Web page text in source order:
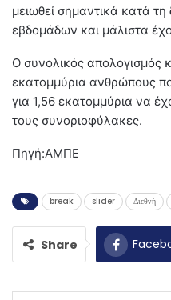
μειωθεί σημαντικά κατά
εβδομάδων και μάλιστα
Ο συνολικός απολογισμός
εκατομμύρια ανθρώπους
για 1,56 εκατομμύρια να
τους συνοριοφύλακες.
Πηγή:ΑΜΠΕ
break slider Διεθνή
Share